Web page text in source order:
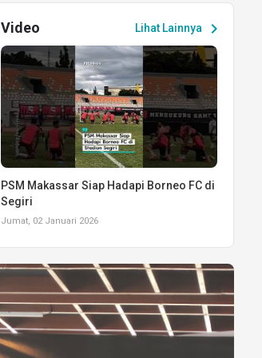
Lihat Lainnya chevron_right
Video
PSM Makassar Siap Hadapi Borneo FC di
Segiri
Jumat, 02 Januari 2026